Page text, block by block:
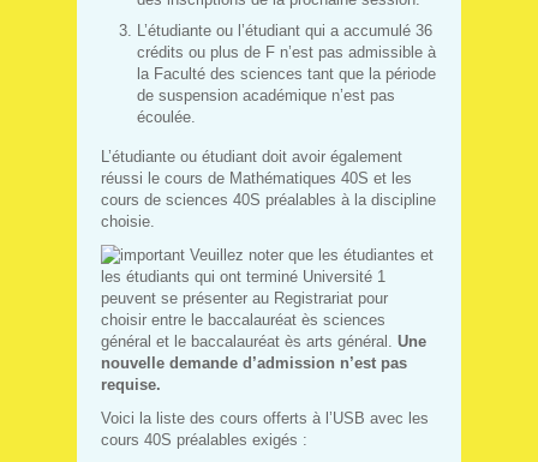
L’étudiante ou l’étudiant qui a accumulé 36
crédits ou plus de F n’est pas admissible à
la Faculté des sciences tant que la période
de suspension académique n’est pas
écoulée.
L’étudiante ou étudiant doit avoir également
réussi le cours de Mathématiques 40S et les
cours de sciences 40S préalables à la discipline
choisie.
Veuillez noter que les étudiantes et
les étudiants qui ont terminé Université 1
peuvent se présenter au Registrariat pour
choisir entre le baccalauréat ès sciences
général et le baccalauréat ès arts général. Une
nouvelle demande d’admission n’est pas
requise.
Voici la liste des cours offerts à l’USB avec les
cours 40S préalables exigés :